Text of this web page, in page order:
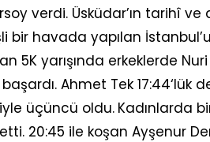
verdi. Üsküdar’ın tarihî
bir havada yapılan
5K yarışında erkeklerde
Ahmet Tek 17:44‘lük
üçüncü oldu. Kadınlarda
20:45 ile koşan Ayşenur